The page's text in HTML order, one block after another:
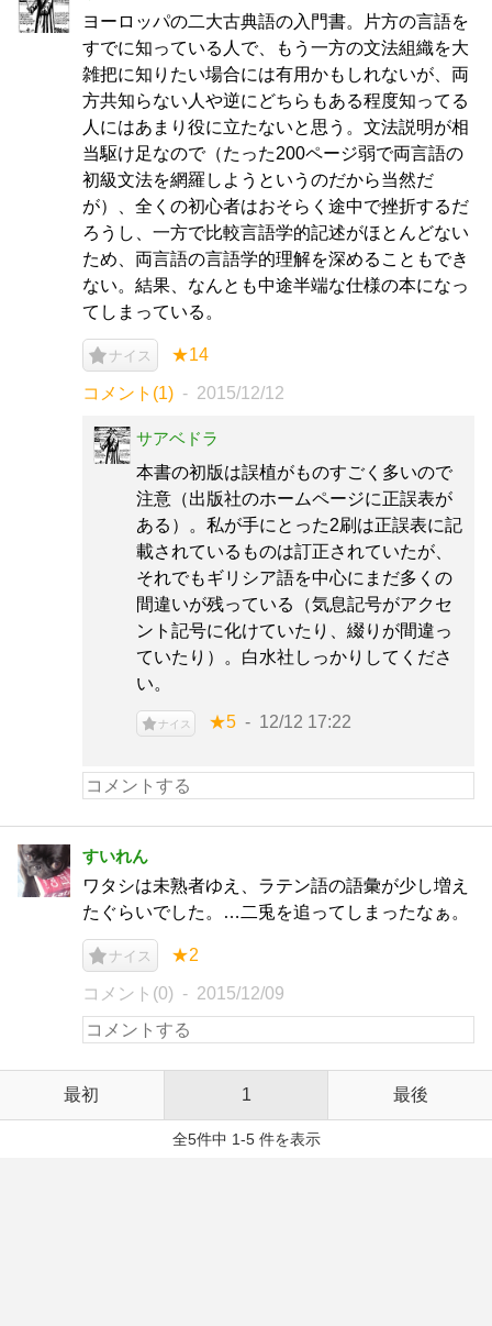
ヨーロッパの二大古典語の入門書。片方の言語を
すでに知っている人で、もう一方の文法組織を大
雑把に知りたい場合には有用かもしれないが、両
方共知らない人や逆にどちらもある程度知ってる
人にはあまり役に立たないと思う。文法説明が相
当駆け足なので（たった200ページ弱で両言語の
初級文法を網羅しようというのだから当然だ
が）、全くの初心者はおそらく途中で挫折するだ
ろうし、一方で比較言語学的記述がほとんどない
ため、両言語の言語学的理解を深めることもでき
ない。結果、なんとも中途半端な仕様の本になっ
てしまっている。
ナイス ★14
コメント(1) 2015/12/12
サアベドラ
本書の初版は誤植がものすごく多いので
注意（出版社のホームページに正誤表が
ある）。私が手にとった2刷は正誤表に記
載されているものは訂正されていたが、
それでもギリシア語を中心にまだ多くの
間違いが残っている（気息記号がアクセ
ント記号に化けていたり、綴りが間違っ
ていたり）。白水社しっかりしてくださ
い。
ナイス ★5 12/12 17:22
すいれん
ワタシは未熟者ゆえ、ラテン語の語彙が少し増え
たぐらいでした。…二兎を追ってしまったなぁ。
ナイス ★2
コメント(0) 2015/12/09
最初 1 最後
全5件中 1-5 件を表示